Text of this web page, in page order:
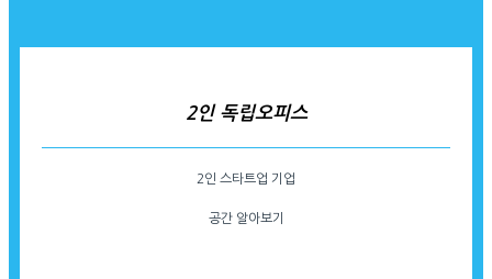
2인 독립오피스
2인 스타트업 기업
공간 알아보기